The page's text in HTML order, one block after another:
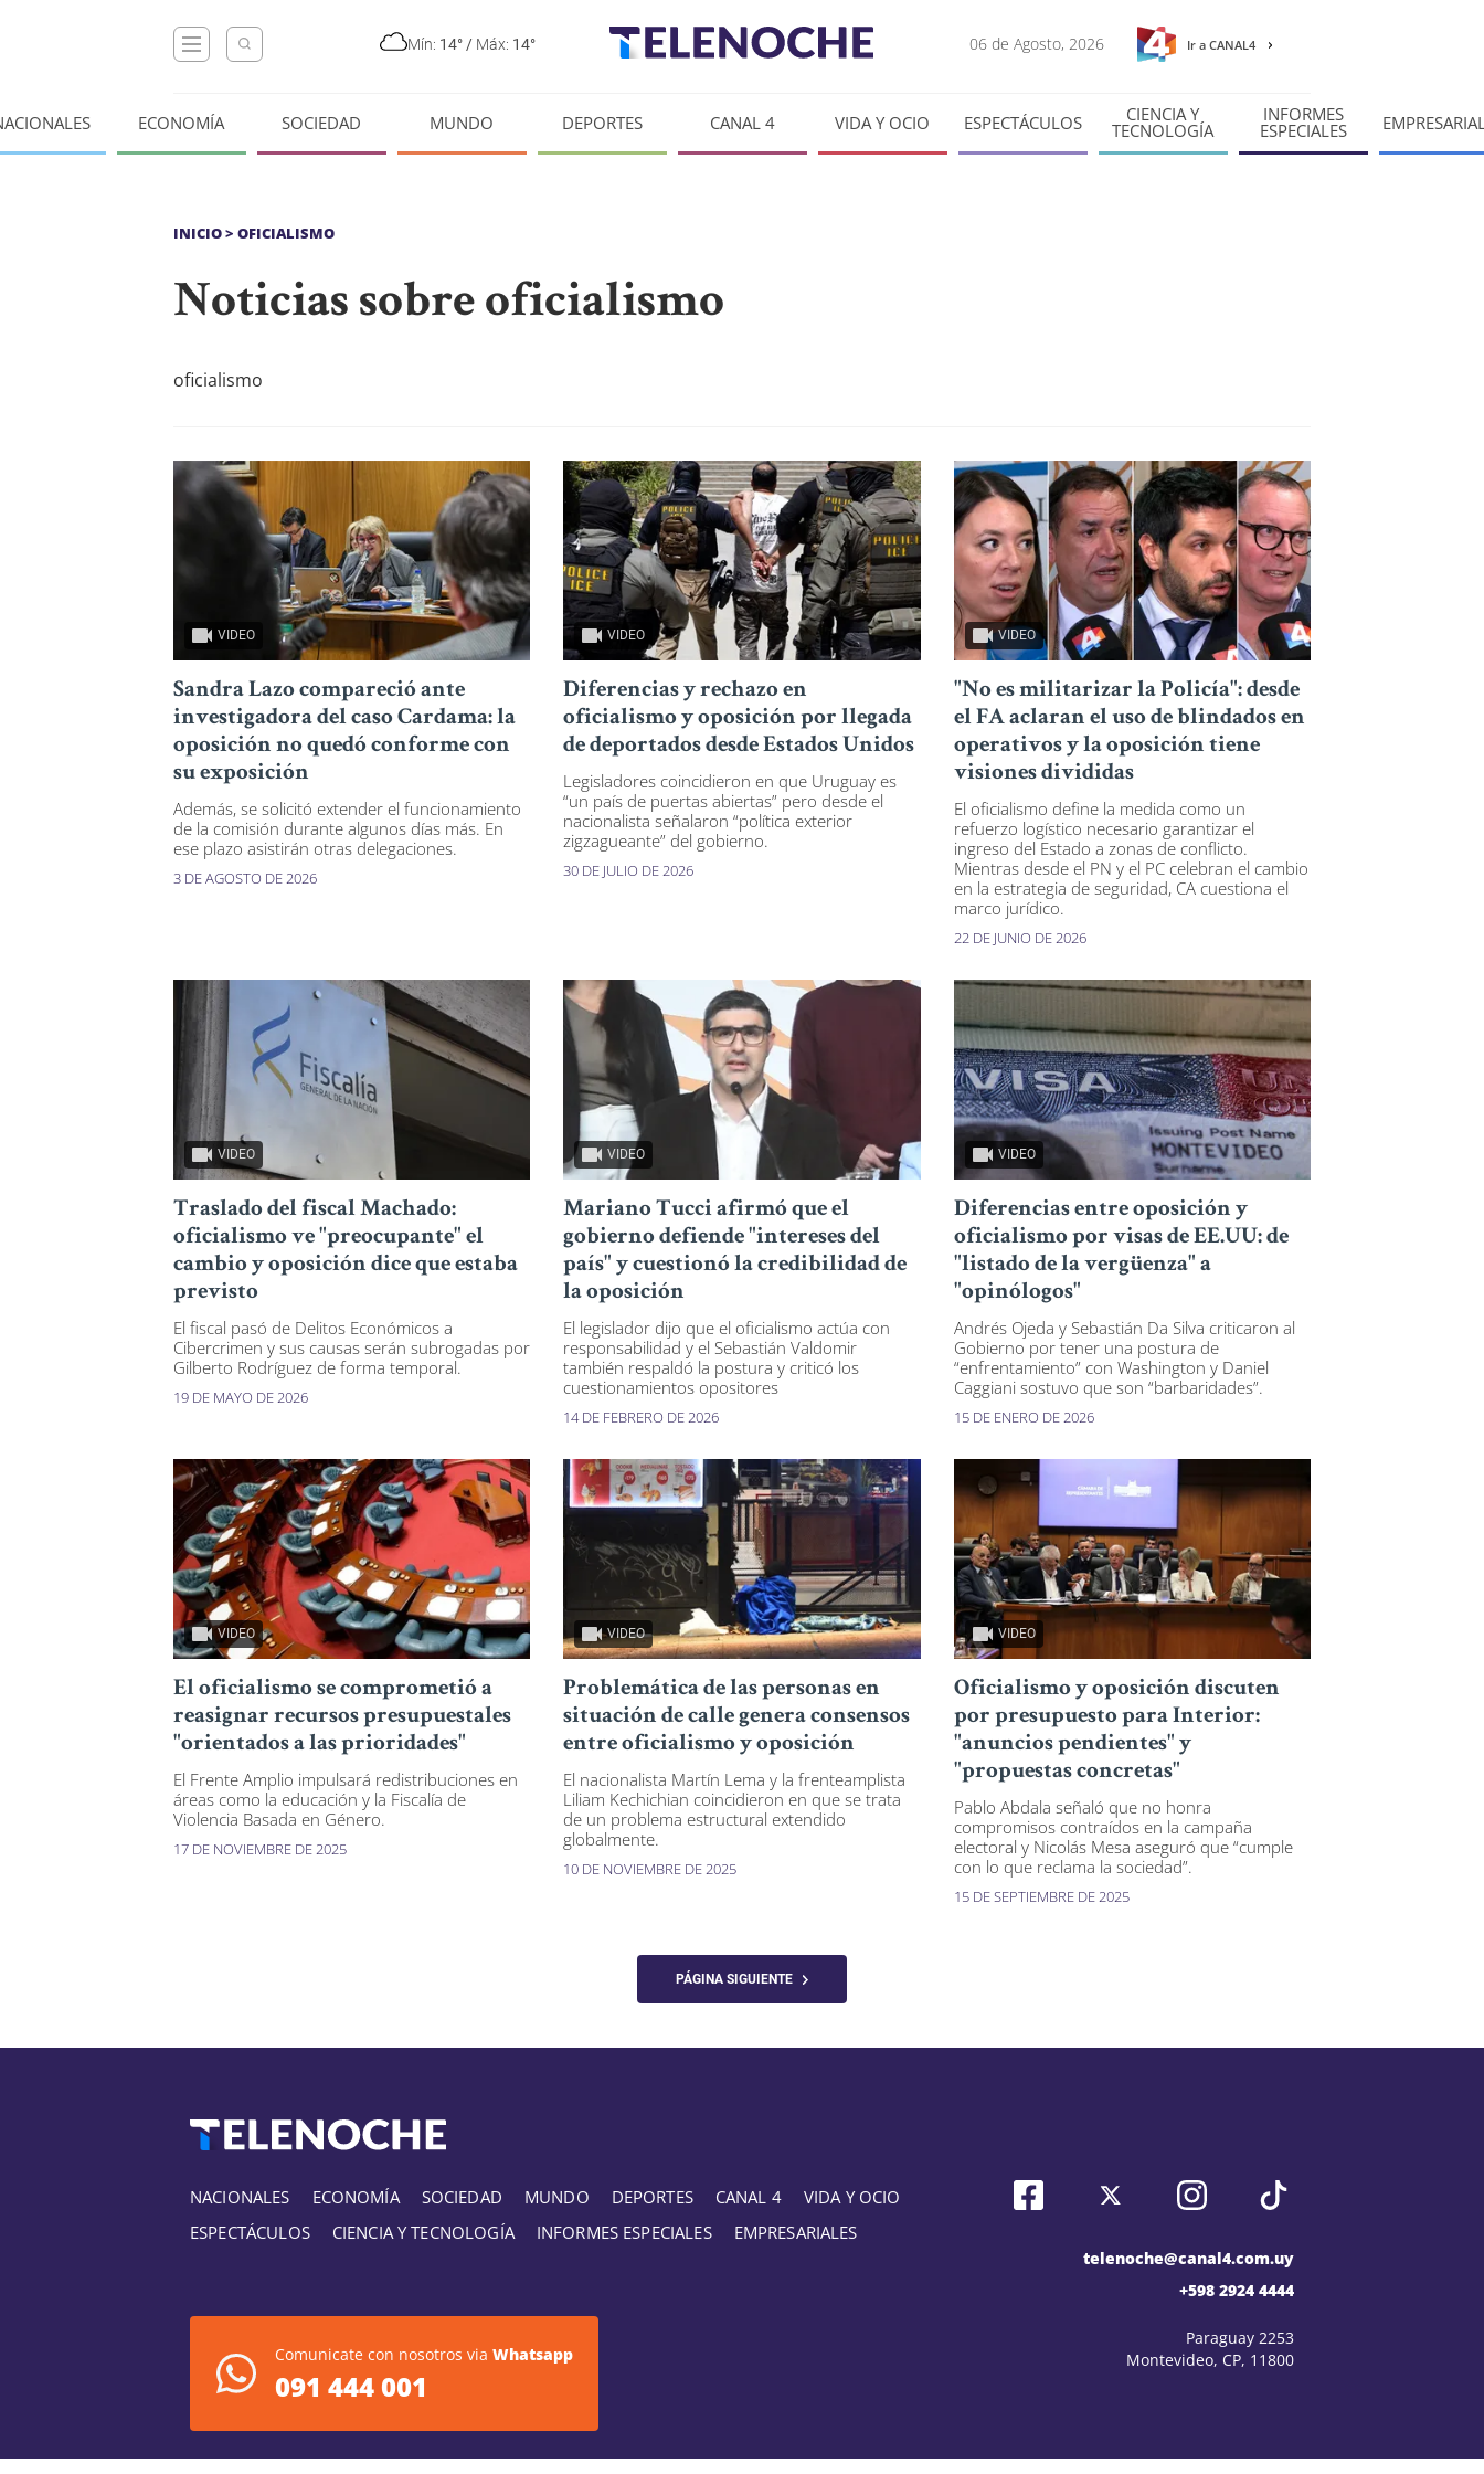
Mín: 14° / Máx: 14° 06 de Agosto, 2026 Ir a CANAL4
ECONOMÍA SOCIEDAD MUNDO DEPORTES CANAL 4 VIDA Y OCIO ESPECTÁCULOS CIENCIA Y
TECNOLOGÍA
INFORMES
ESPECIALES
INICIO> OFICIALISMO
Noticias sobre oficialismo
oficialismo
VIDEO
Sandra Lazo compareció ante
investigadora del caso Cardama: la
oposición no quedó conforme con
su exposición
Además, se solicitó extender el funcionamiento
de la comisión durante algunos días más. En
ese plazo asistirán otras delegaciones.
3 DE AGOSTO DE 2026
VIDEO
Diferencias y rechazo en
oficialismo y oposición por llegada
de deportados desde Estados Unidos
Legisladores coincidieron en que Uruguay es
“un país de puertas abiertas” pero desde el
nacionalista señalaron “política exterior
zigzagueante” del gobierno.
30 DE JULIO DE 2026
VIDEO
"No es militarizar la Policía": desde
el FA aclaran el uso de blindados en
operativos y la oposición tiene
visiones divididas
El oficialismo define la medida como un
refuerzo logístico necesario garantizar el
ingreso del Estado a zonas de conflicto.
Mientras desde el PN y el PC celebran el cambio
en la estrategia de seguridad, CA cuestiona el
marco jurídico.
22 DE JUNIO DE 2026
VIDEO
Traslado del fiscal Machado:
oficialismo ve "preocupante" el
cambio y oposición dice que estaba
previsto
El fiscal pasó de Delitos Económicos a
Cibercrimen y sus causas serán subrogadas por
Gilberto Rodríguez de forma temporal.
19 DE MAYO DE 2026
VIDEO
Mariano Tucci afirmó que el
gobierno defiende "intereses del
país" y cuestionó la credibilidad de
la oposición
El legislador dijo que el oficialismo actúa con
responsabilidad y el Sebastián Valdomir
también respaldó la postura y criticó los
cuestionamientos opositores
14 DE FEBRERO DE 2026
VIDEO
Diferencias entre oposición y
oficialismo por visas de EE.UU: de
"listado de la vergüenza" a
"opinólogos"
Andrés Ojeda y Sebastián Da Silva criticaron al
Gobierno por tener una postura de
“enfrentamiento” con Washington y Daniel
Caggiani sostuvo que son “barbaridades”.
15 DE ENERO DE 2026
VIDEO
El oficialismo se comprometió a
reasignar recursos presupuestales
"orientados a las prioridades"
El Frente Amplio impulsará redistribuciones en
áreas como la educación y la Fiscalía de
Violencia Basada en Género.
17 DE NOVIEMBRE DE 2025
VIDEO
Problemática de las personas en
situación de calle genera consensos
entre oficialismo y oposición
El nacionalista Martín Lema y la frenteamplista
Liliam Kechichian coincidieron en que se trata
de un problema estructural extendido
globalmente.
10 DE NOVIEMBRE DE 2025
VIDEO
Oficialismo y oposición discuten
por presupuesto para Interior:
"anuncios pendientes" y
"propuestas concretas"
Pablo Abdala señaló que no honra
compromisos contraídos en la campaña
electoral y Nicolás Mesa aseguró que “cumple
con lo que reclama la sociedad”.
15 DE SEPTIEMBRE DE 2025
PÁGINA SIGUIENTE
NACIONALES ECONOMÍA SOCIEDAD MUNDO DEPORTES CANAL 4
VIDA Y OCIO
ESPECTÁCULOS
CIENCIA Y TECNOLOGÍA INFORMES ESPECIALES EMPRESARIALES
Comunicate con nosotros via Whatsapp
091 444 001
telenoche@canal4.com.uy
+598 2924 4444
Paraguay 2253
Montevideo, CP, 11800